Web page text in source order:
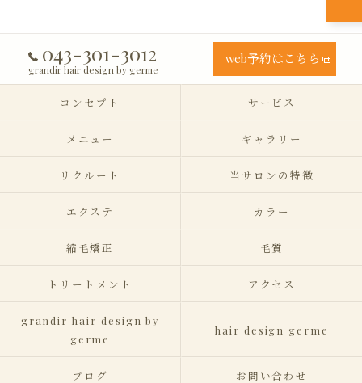
043-301-3012
grandir hair design by germe
web予約はこちら
コンセプト サービス
メニュー ギャラリー
リクルート 当サロンの特徴
エクステ カラー
縮毛矯正 毛質
トリートメント アクセス
grandir hair design by
germe
hair design germe
ブログ お問い合わせ